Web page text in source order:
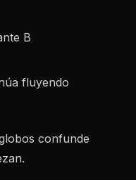
B
fluyendo
confunde